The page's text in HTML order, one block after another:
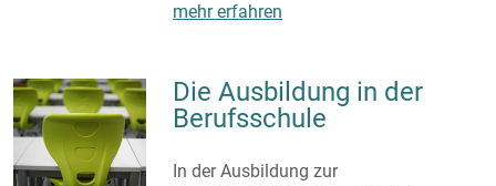
mehr erfahren
Die Ausbildung in der
Berufsschule
In der Ausbildung zur